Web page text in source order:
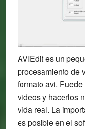
AVIEdit es un
procesamiento de
formato avi.
videos y hacerlos
vida real. La
es posible en el